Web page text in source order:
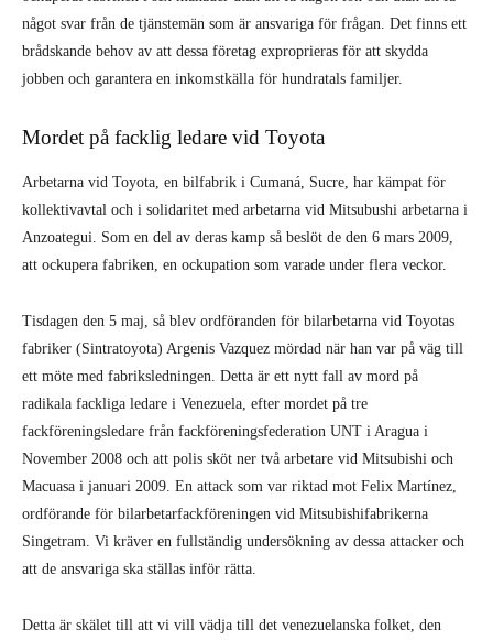
något svar från de tjänstemän som är ansvariga för frågan. Det finns ett
brådskande behov av att dessa företag exproprieras för att skydda
jobben och garantera en inkomstkälla för hundratals familjer.
Mordet på facklig ledare vid Toyota
Arbetarna vid Toyota, en bilfabrik i Cumaná, Sucre, har kämpat för
kollektivavtal och i solidaritet med arbetarna vid Mitsubushi arbetarna i
Anzoategui. Som en del av deras kamp så beslöt de den 6 mars 2009,
att ockupera fabriken, en ockupation som varade under flera veckor.
Tisdagen den 5 maj, så blev ordföranden för bilarbetarna vid Toyotas
fabriker (Sintratoyota) Argenis Vazquez mördad när han var på väg till
ett möte med fabriksledningen. Detta är ett nytt fall av mord på
radikala fackliga ledare i Venezuela, efter mordet på tre
fackföreningsledare från fackföreningsfederation UNT i Aragua i
November 2008 och att polis sköt ner två arbetare vid Mitsubishi och
Macuasa i januari 2009. En attack som var riktad mot Felix Martínez,
ordförande för bilarbetarfackföreningen vid Mitsubishifabrikerna
Singetram. Vi kräver en fullständig undersökning av dessa attacker och
att de ansvariga ska ställas inför rätta.
Detta är skälet till att vi vill vädja till det venezuelanska folket, den